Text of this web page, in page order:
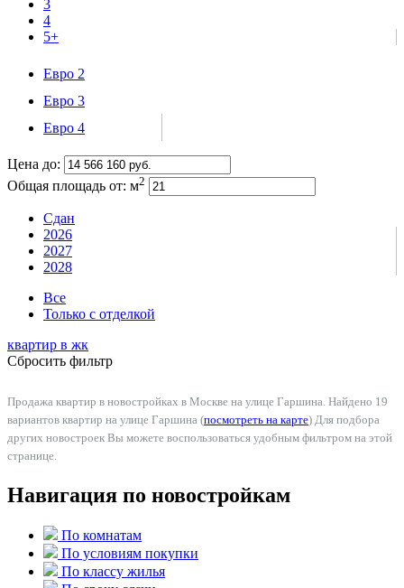
3
4
5+
Евро 2
Евро 3
Евро 4
Цена до:
Общая площадь от: м2
Сдан
2026
2027
2028
Все
Только с отделкой
квартир в жк
Сбросить фильтр
Продажа квартир в новостройках в Москве на улице Гаршина. Найдено 19
вариантов квартир на улице Гаршина (посмотреть на карте) Для подбора
других новостроек Вы можете воспользоваться удобным фильтром на этой
странице.
Навигация по новостройкам
По комнатам
По условиям покупки
По классу жилья